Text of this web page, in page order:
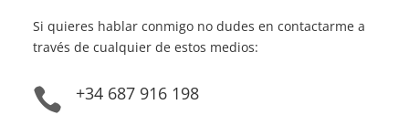
Si quieres hablar conmigo no dudes en contactarme a
través de cualquier de estos medios:
 +34 687 916 198